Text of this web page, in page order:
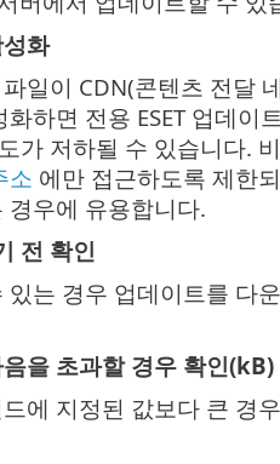
화
일이 CDN(콘텐츠 전달
하면 전용 ESET 업데이
가 저하될 수 있습니다.
소 에만 접근하도록 제한
경우에 유용합니다.
전 확인
는 경우 업데이트를 다
을 초과할 경우 확인(kB)
에 지정된 값보다 큰 경